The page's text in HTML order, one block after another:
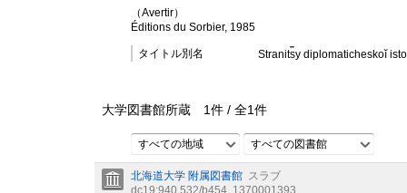
（Avertir）
Éditions du Sorbier, 1985
タイトル別名 Stranit︠s︡y diplomaticheskoĭ
大学図書館所蔵 1件 / 全1件
すべての地域 すべての図書館
北海道大学 附属図書館 スラブ
dc19:940.532/b454 1370001393